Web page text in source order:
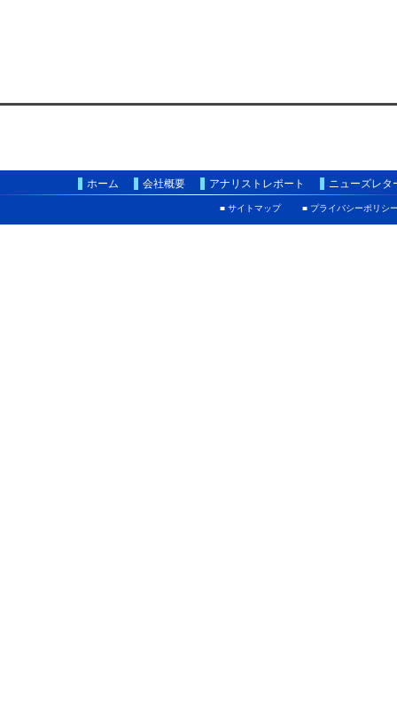
ホーム 会社概要 アナリストレポート ニューズレタ
■ プライバシーポリシ
■ サイトマップ